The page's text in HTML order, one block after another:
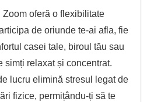
oferă o flexibilitate
de oriunde te-ai afla, fie
casei tale, biroul tău sau
simți relaxat și concentrat.
lucru elimină stresul legat de
fizice, permițându-ți să te